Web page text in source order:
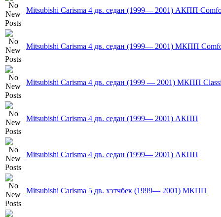
Mitsubishi Carisma 4 дв. седан (1999— 2001) AКПП
Mitsubishi Carisma 4 дв. седан (1999— 2001) MКПП
Mitsubishi Carisma 4 дв. седан (1999 — 2001) MКПП
Mitsubishi Carisma 4 дв. седан (1999— 2001) AКПП
Mitsubishi Carisma 4 дв. седан (1999— 2001) AКПП
Mitsubishi Carisma 5 дв. хэтчбек (1999— 2001) МКПП